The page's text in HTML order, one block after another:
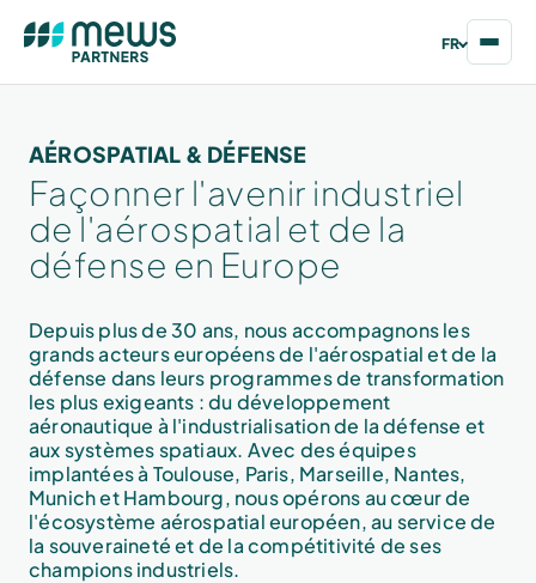
FR
AÉROSPATIAL & DÉFENSE
Façonner l'avenir industriel
de l'aérospatial et de la
défense en Europe
Depuis plus de 30 ans, nous accompagnons les
grands acteurs européens de l'aérospatial et de la
défense dans leurs programmes de transformation
les plus exigeants : du développement
aéronautique à l'industrialisation de la défense et
aux systèmes spatiaux. Avec des équipes
implantées à Toulouse, Paris, Marseille, Nantes,
Munich et Hambourg, nous opérons au cœur de
l'écosystème aérospatial européen, au service de
la souveraineté et de la compétitivité de ses
champions industriels.